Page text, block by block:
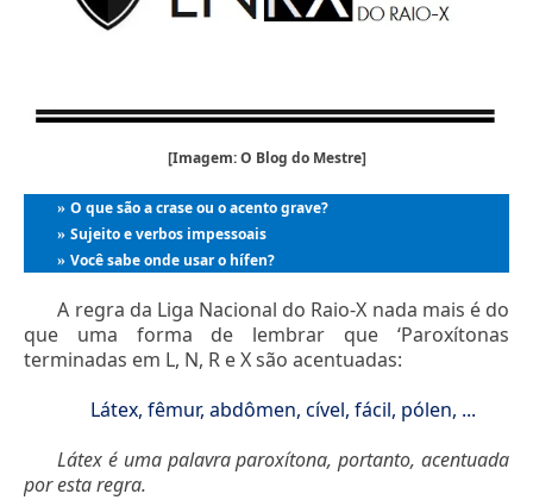
[Imagem: O Blog do Mestre]
» O que são a crase ou o acento grave?
» Sujeito e verbos impessoais
» Você sabe onde usar o hífen?
A regra da Liga Nacional do Raio-X nada mais é do
que uma forma de lembrar que ‘Paroxítonas
terminadas em L, N, R e X são acentuadas:
Látex, fêmur, abdômen, cível, fácil, pólen, ...
Látex é uma palavra paroxítona, portanto, acentuada
por esta regra.